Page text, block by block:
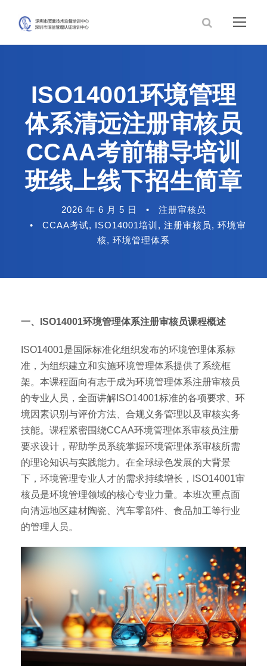
ISO14001环境管理
体系清远注册审核员
CCAA考前辅导培训
班线上线下招生简章
2026 年 6 月 5 日 •
注册审核员
•
CCAA考试, ISO14001培训 , 注册审核员, 环境审
核, 环境管理体系
一、ISO14001环境管理体系注册审核员课程概述
ISO14001是国际标准化组织发布的环境管理体系标
准，为组织建立和实施环境管理体系提供了系统框
架。本课程面向有志于成为环境管理体系注册审核员
的专业人员，全面讲解ISO14001标准的各项要求、环
境因素识别与评价方法、合规义务管理以及审核实务
技能。课程紧密围绕CCAA环境管理体系审核员注册
要求设计，帮助学员系统掌握环境管理体系审核所需
的理论知识与实践能力。在全球绿色发展的大背景
下，环境管理专业人才的需求持续增长，ISO14001审
核员是环境管理领域的核心专业力量。本班次重点面
向清远地区建材陶瓷、汽车零部件、食品加工等行业
的管理人员。